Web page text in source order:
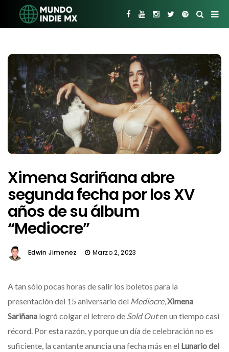
Ximena Sariñana abre
segunda fecha por los XV
años de su álbum
“Mediocre”
Edwin Jimenez Marzo 2, 2023
A tan sólo pocas horas de salir los boletos para la
presentación del 15 aniversario del Mediocre, Ximena
Sariñana logró colgar el letrero de Sold Outen un tiempo casi
récord. Por esta razón, y porque un día de celebración no es
suficiente, la cantante anuncia una fecha más en el Lunario del